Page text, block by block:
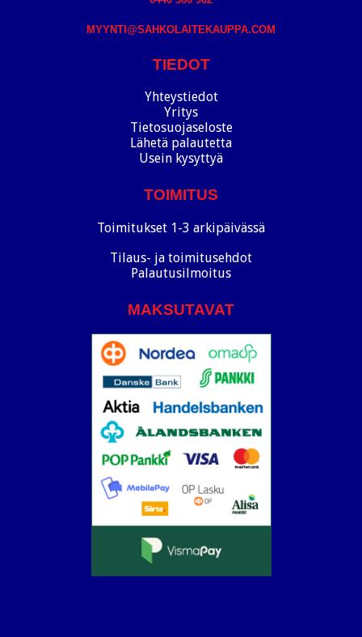
MYYNTI@SAHKOLAITEKAUPPA.COM
TIEDOT
Yhteystiedot
Yritys
Tietosuojaseloste
Lähetä palautetta
Usein kysyttyä
TOIMITUS
Toimitukset 1-3 arkipäivässä
Tilaus- ja toimitusehdot
Palautusilmoitus
MAKSUTAVAT